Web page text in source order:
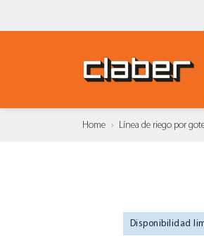
Home Línea de riego por
Disponibilidad